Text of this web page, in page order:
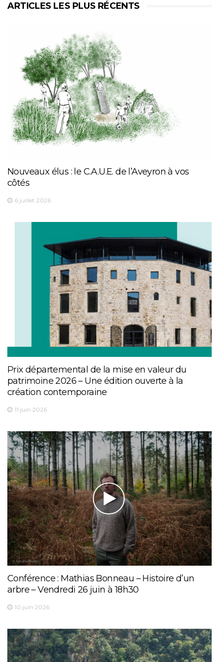
ARTICLES LES PLUS RÉCENTS
Nouveaux élus : le C.A.U.E. de l’Aveyron à vos
côtés
6 juillet 2026
Prix départemental de la mise en valeur du
patrimoine 2026 – Une édition ouverte à la
création contemporaine
11 juin 2026
Conférence : Mathias Bonneau – Histoire d’un
arbre – Vendredi 26 juin à 18h30
10 juin 2026